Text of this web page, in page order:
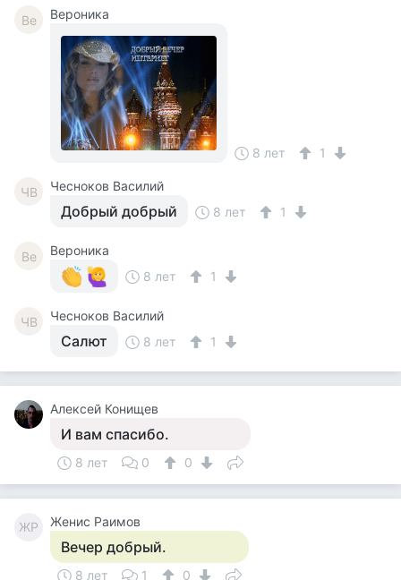
Ве Вероника
8 лет 1
ЧВ Чесноков Василий
Добрый добрый 8 лет 1
Ве
Вероника
8 лет
1
ЧВ Чесноков Василий
Салют 8 лет 1
Алексей Конищев
И вам спасибо.
8 лет 0 0
ЖР Женис Раимов
Вечер добрый.
8 лет 1 0